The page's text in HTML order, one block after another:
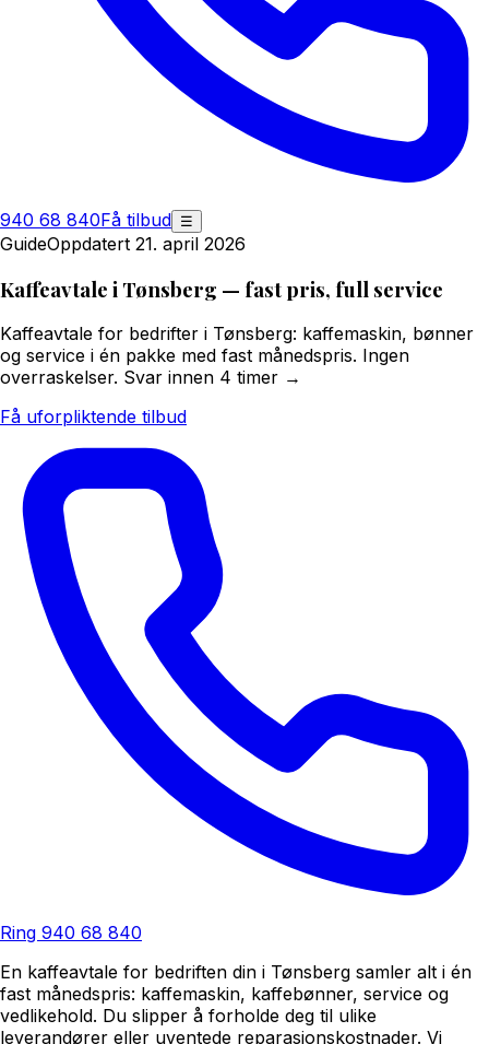
940 68 840Få tilbud ☰
GuideOppdatert 21. april 2026
Kaffeavtale i Tønsberg — fast pris, full service
Kaffeavtale for bedrifter i Tønsberg: kaffemaskin, bønner
og service i én pakke med fast månedspris. Ingen
overraskelser. Svar innen 4 timer →
Få uforpliktende tilbud
Ring 940 68 840
En kaffeavtale for bedriften din i Tønsberg samler alt i én
fast månedspris: kaffemaskin, kaffebønner, service og
vedlikehold. Du slipper å forholde deg til ulike
leverandører eller uventede reparasjonskostnader. Vi